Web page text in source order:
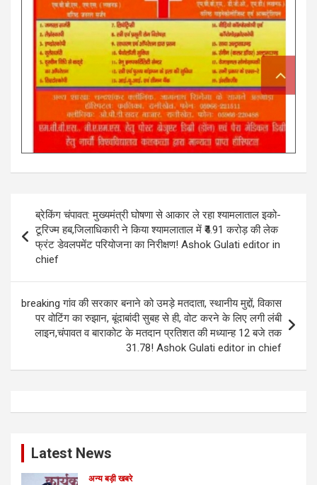
Post
navigation
ब्रेकिंग चंपावत: मुख्यमंत्री घोषणा से आकार ले रहा श्यामलाताल इको-
टूरिज्म हब,जिलाधिकारी ने किया श्यामलाताल में ₹4.91 करोड़ की लेक
फ्रंट डेवलपमेंट परियोजना का निरीक्षण! Ashok Gulati editor in
chief
breaking गांव की सरकार बनाने को उमड़े मतदाता, स्थानीय मुद्दों, विकास
पर वोटिंग का रुझान, बूंदाबांदी सुबह से ही, वोट करने के लिए लगी लंबी
लाइन,चंपावत व बाराकोट के मतदान प्रतिशत की मध्यान्ह 12 बजे तक
31.78! Ashok Gulati editor in chief
Latest News
अन्य बड़ी खबरे